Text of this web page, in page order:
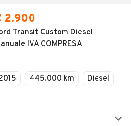
2.900
Transit Custom Diesel
IVA COMPRESA
445.000 km
Diesel